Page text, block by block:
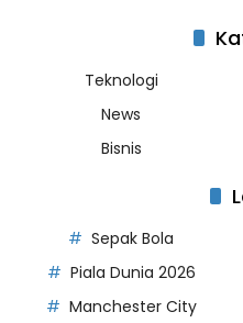
Teknologi
News
Bisnis
Sepak Bola
Piala Dunia 2026
Manchester City